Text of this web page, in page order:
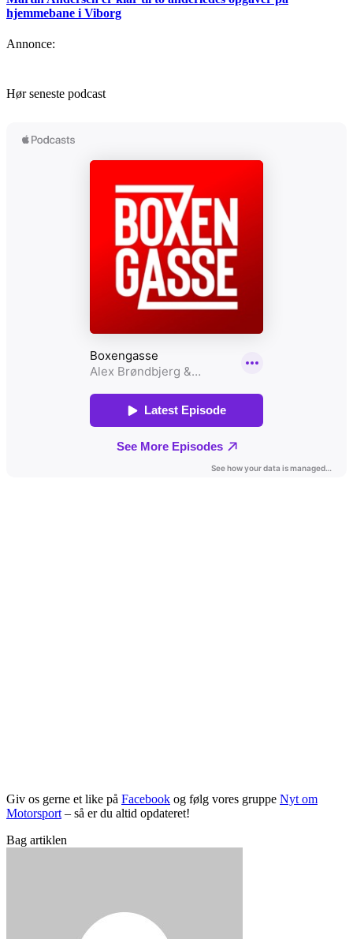
hjemmebane i Viborg
Annonce:
Hør seneste podcast
Giv os gerne et like på Facebook og følg vores gruppe Nyt om
Motorsport – så er du altid opdateret!
Bag artiklen